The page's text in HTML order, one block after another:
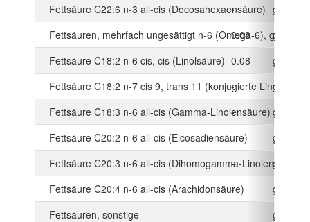
Fettsäure C22:6 n-3 all-cis (Docosahexaensäure)
-
g
Fettsäuren, mehrfach ungesättigt n-6 (Omega-6), gesamt
0.08
g
Fettsäure C18:2 n-6 cis, cis (Linolsäure) 0.08
g
Fettsäure C18:2 n-7 cis 9, trans 11 (konjugierte Linolsäure)
-
g
Fettsäure C18:3 n-6 all-cis (Gamma-Linolensäure)
-
g
Fettsäure C20:2 n-6 all-cis (Eicosadiensäure)
-
g
Fettsäure C20:3 n-6 all-cis (Dihomogamma-Linolensäure)
-
g
Fettsäure C20:4 n-6 all-cis (Arachidonsäure)
-
g
Fettsäuren, sonstige
-
g